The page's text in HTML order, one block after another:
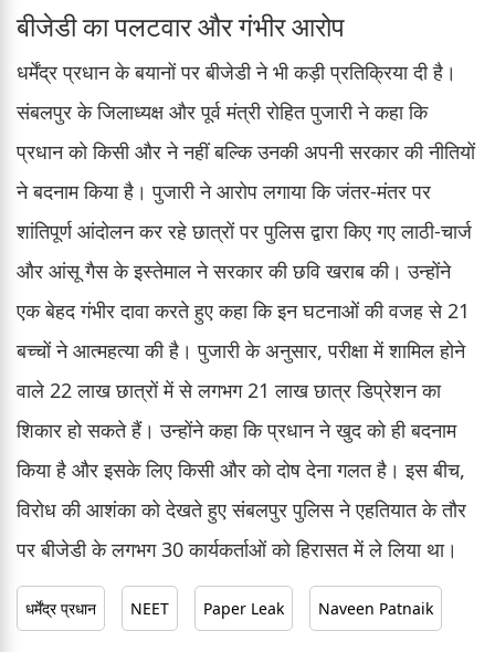
बीजेडी का पलटवार और गंभीर आरोप
धर्मेंद्र प्रधान के बयानों पर बीजेडी ने भी कड़ी प्रतिक्रिया दी है।
संबलपुर के जिलाध्यक्ष और पूर्व मंत्री रोहित पुजारी ने कहा कि
प्रधान को किसी और ने नहीं बल्कि उनकी अपनी सरकार की नीतियों
ने बदनाम किया है। पुजारी ने आरोप लगाया कि जंतर-मंतर पर
शांतिपूर्ण आंदोलन कर रहे छात्रों पर पुलिस द्वारा किए गए लाठी-चार्ज
और आंसू गैस के इस्तेमाल ने सरकार की छवि खराब की। उन्होंने
एक बेहद गंभीर दावा करते हुए कहा कि इन घटनाओं की वजह से 21
बच्चों ने आत्महत्या की है। पुजारी के अनुसार, परीक्षा में शामिल होने
वाले 22 लाख छात्रों में से लगभग 21 लाख छात्र डिप्रेशन का
शिकार हो सकते हैं। उन्होंने कहा कि प्रधान ने खुद को ही बदनाम
किया है और इसके लिए किसी और को दोष देना गलत है। इस बीच,
विरोध की आशंका को देखते हुए संबलपुर पुलिस ने एहतियात के तौर
पर बीजेडी के लगभग 30 कार्यकर्ताओं को हिरासत में ले लिया था।
धर्मेंद्र प्रधान NEET Paper Leak Naveen Patnaik